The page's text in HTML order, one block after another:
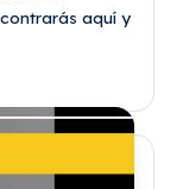
aquí y